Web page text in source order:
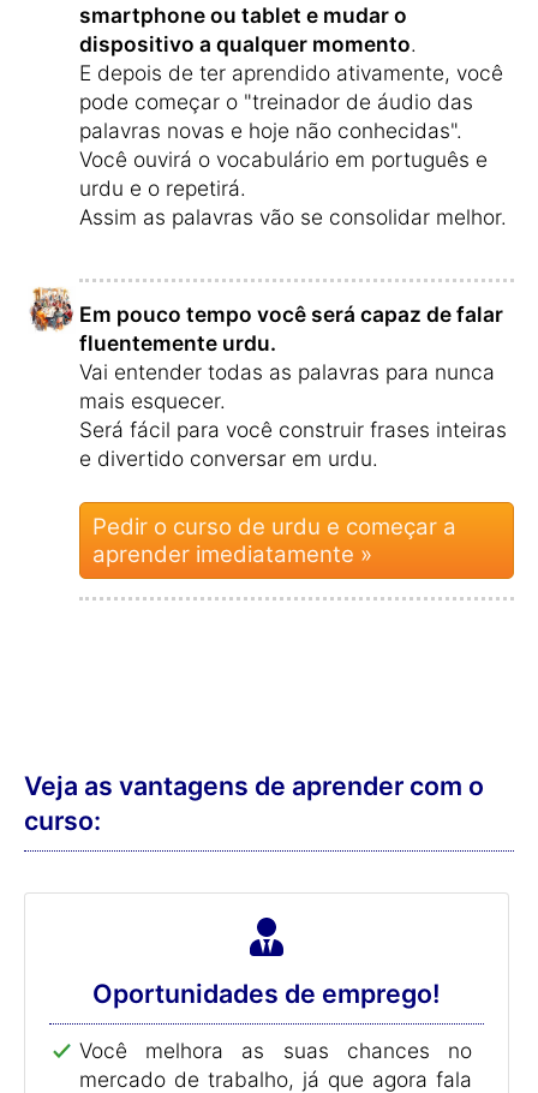
smartphone ou tablet e mudar o
dispositivo a qualquer momento.
E depois de ter aprendido ativamente, você
pode começar o "treinador de áudio das
palavras novas e hoje não conhecidas".
Você ouvirá o vocabulário em português e
urdu e o repetirá.
Assim as palavras vão se consolidar melhor.
Em pouco tempo você será capaz de falar
fluentemente urdu.
Vai entender todas as palavras para nunca
mais esquecer.
Será fácil para você construir frases inteiras
e divertido conversar em urdu.
Pedir o curso de urdu e começar a
aprender imediatamente »
Veja as vantagens de aprender com o
curso:
Oportunidades de emprego!
Você melhora as suas chances no
mercado de trabalho, já que agora fala